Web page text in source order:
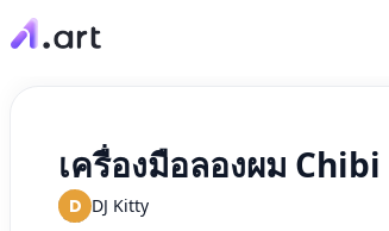
เครื่องมือลองผม Chibi
D DJ Kitty